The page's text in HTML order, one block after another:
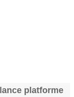
platforme